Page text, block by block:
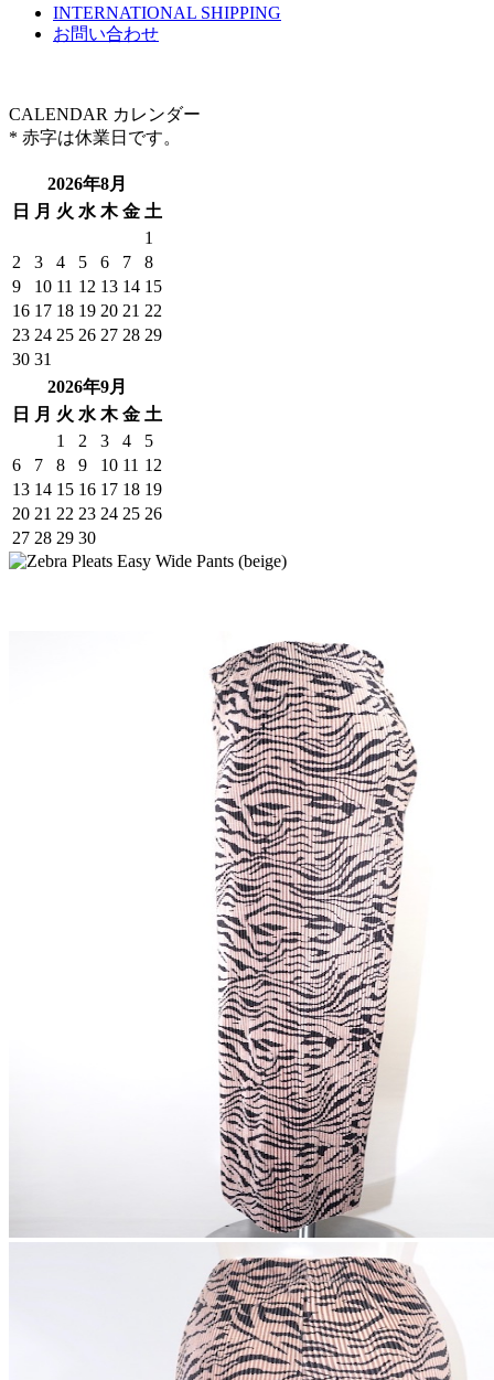
INTERNATIONAL SHIPPING
お問い合わせ
CALENDAR カレンダー
* 赤字は休業日です。
2026年8月
日
月 火 水 木 金 土
1
2
3 4 5 6 7
8
9
10 11 12 13 14 15
16 17 18 19 20 21 22
23 24 25 26 27 28 29
30 31
2026年9月
日
月 火 水 木 金 土
1
2 3 4
5
6
7 8 9 10 11 12
13 14 15 16 17 18 19
20 21 22 23 24 25 26
27 28 29 30